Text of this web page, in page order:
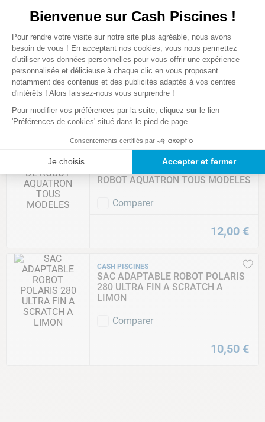
HAYWARD
CHENILLE DE ROBOT HAYWARD
AQUAVAC TIGERSHARK SHARKVAC
EVAC <2013
Comparer
COURROIE DE TRANSMISSION DE
ROBOT AQUATRON TOUS MODELES
Comparer
12,00 €
CASH PISCINES
SAC ADAPTABLE ROBOT POLARIS
280 ULTRA FIN A SCRATCH A
LIMON
Comparer
10,50 €
Bienvenue sur Cash Piscines !
Plateforme de Gestion du
Pour rendre votre visite sur notre site plus agréable, nous avons
besoin de vous ! En acceptant nos cookies, vous nous permettez
d'utiliser vos données personnelles pour vous offrir une expérience
personnalisée et délicieuse à chaque clic en vous proposant
notamment des contenus et des publicités adaptés à vos centres
d'intérêts ! Alors laissez-nous vous surprendre !
Pour modifier vos préférences par la suite, cliquez sur le lien
'Préférences de cookies' situé dans le pied de page.
Consentements certifiés par
Je choisis Accepter et fermer
Axeptio consent